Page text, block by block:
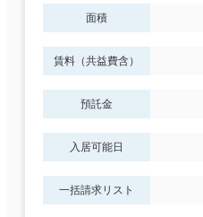
面積
賃料（共益費含）
預託金
入居可能日
一括請求リスト